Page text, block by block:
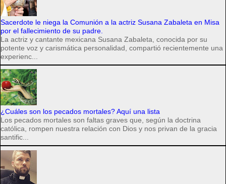
Sacerdote le niega la Comunión a la actriz Susana Zabaleta en Misa
por el fallecimiento de su padre.
La actriz y cantante mexicana Susana Zabaleta, conocida por su
potente voz y carismática personalidad, compartió recientemente una
experienc...
¿Cuáles son los pecados mortales? Aquí una lista
Los pecados mortales son faltas graves que, según la doctrina
católica, rompen nuestra relación con Dios y nos privan de la gracia
santific...